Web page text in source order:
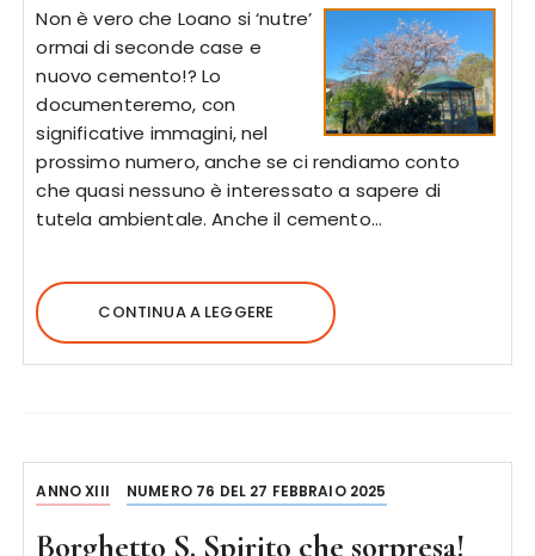
Non è vero che Loano si ‘nutre’
ormai di seconde case e
nuovo cemento!? Lo
documenteremo, con
significative immagini, nel
prossimo numero, anche se ci rendiamo conto
che quasi nessuno è interessato a sapere di
tutela ambientale. Anche il cemento…
CONTINUA A LEGGERE
ANNO XIII NUMERO 76 DEL 27 FEBBRAIO 2025
Borghetto S. Spirito che sorpresa!